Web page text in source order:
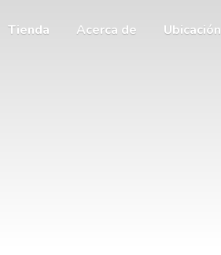
Tienda Acerca de Ubicación